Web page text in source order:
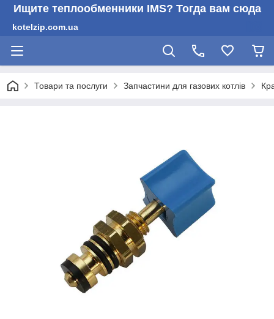
Ищите теплообменники IMS? Тогда вам сюда
kotelzip.com.ua
Товари та послуги Запчастини для газових котлів